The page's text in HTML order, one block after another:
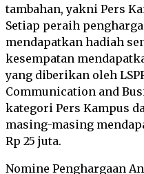
tambahan, yakni Pers
Setiap peraih
mendapatkan hadiah
kesempatan
yang diberikan oleh
Communication and
kategori Pers Kampus
masing-masing
Rp 25 juta.
Nomine Penghargaan